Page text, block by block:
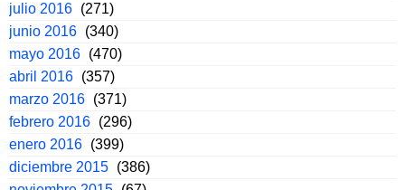
julio 2016 (271)
junio 2016 (340)
mayo 2016 (470)
abril 2016 (357)
marzo 2016 (371)
febrero 2016 (296)
enero 2016 (399)
diciembre 2015 (386)